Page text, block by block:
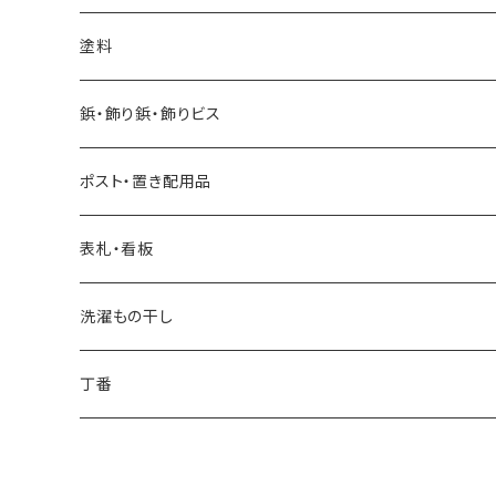
ソーホースブラケット
塗料
水性自然塗料
0.2L
0.7L
油性自然塗料
0.07L
0.75L
鋲・飾り鋲・飾りビス
太鼓鋲
飾りビス
ビスキャップ
ポスト・置き配用品
ポスト
スタッポ
ポスティーレ
後付け宅配ボックス
コンボミドルタイプ
置き配用品
表札・看板
看板
洗濯もの干し
ランドリー用ハンガーパイプ
丁番